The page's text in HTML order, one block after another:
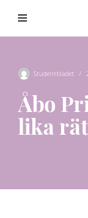
Studentbladet
Åbo
lika